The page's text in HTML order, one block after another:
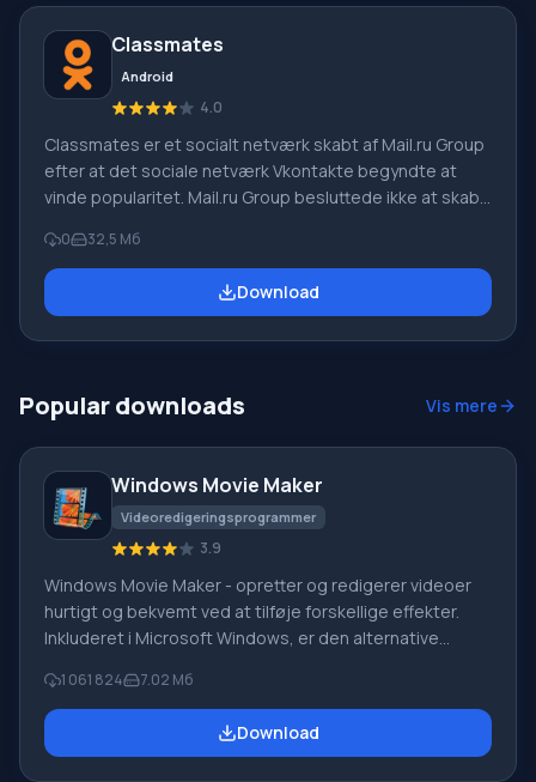
Classmates
Android
4.0
Classmates er et socialt netværk skabt af Mail.ru Group
efter at det sociale netværk Vkontakte begyndte at
vinde popularitet. Mail.ru Group besluttede ikke at skabe
mislykkes, men så potentialet i VK - at det er mere rettet
mod et yngre publikum, og Classmates blev starten på
et socialt netværk for voksne. Men ligesom den yngre
0 32,5 Мб
Download
Popular downloads Vis mere
Windows Movie Maker
Videoredigeringsprogrammer
3.9
Windows Movie Maker - opretter og redigerer videoer
hurtigt og bekvemt ved at tilføje forskellige effekter.
Inkluderet i Microsoft Windows, er den alternative
Live-softwarepakke fra Microsoft. Funktioner i Windows
Movie Maker: Optag video fra forskellige kilder
(videokameraer, mobiltelefoner, digitale videokameraer,
1 061 824 7.02 Мб
Download